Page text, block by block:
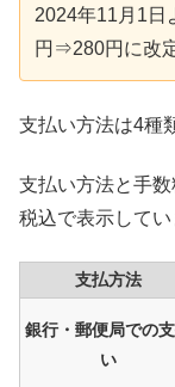
2024年11月1日
円⇒280円に改
支払い方法は4種
支払い方法と手
税込で表示してい
支払方法
銀行・郵便局での
い